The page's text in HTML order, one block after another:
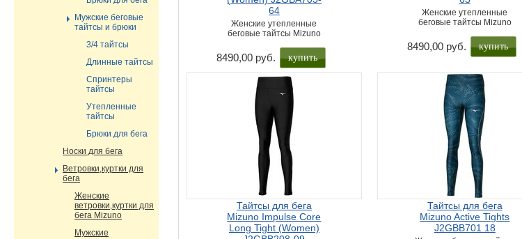
64
Женские утепленные
беговые тайтсы Mizuno
8490,00 руб. купить
Женские утепленные
беговые тайтсы Mizuno
8490,00 руб. купить
Тайтсы для бега
Mizuno Impulse Core
Long Tight (Women)
Тайтсы для бега
Mizuno Active Tights
J2GBB701 18
Мужские беговые
тайтсы и брюки
3/4 тайтсы
Длинные тайтсы
Спринтеры
тайтсы
Утепленные
тайтсы
Брюки для бега
Носки для бега
Ветровки,куртки для
бега
Женские
ветровки,куртки для
бега Mizuno
Мужские